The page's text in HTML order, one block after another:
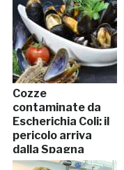
Cozze
contaminate da
Escherichia Coli: il
pericolo arriva
dalla Spagna